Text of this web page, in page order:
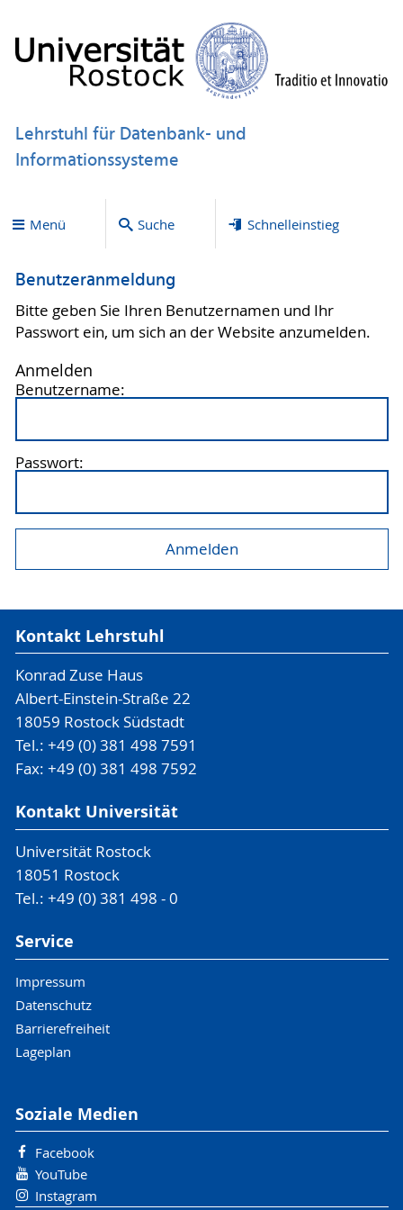
Lehrstuhl für Datenbank- und
Informationssysteme
Menü Suche Schnelleinstieg
Benutzeranmeldung
Bitte geben Sie Ihren Benutzernamen und Ihr
Passwort ein, um sich an der Website anzumelden.
Anmelden
Benutzername:
Passwort:
Kontakt Lehrstuhl
Konrad Zuse Haus
Albert-Einstein-Straße 22
18059 Rostock Südstadt
Tel.: +49 (0) 381 498 7591
Fax: +49 (0) 381 498 7592
Kontakt Universität
Universität Rostock
18051 Rostock
Tel.: +49 (0) 381 498 - 0
Service
Impressum
Datenschutz
Barrierefreiheit
Lageplan
Soziale Medien
Facebook
YouTube
Instagram